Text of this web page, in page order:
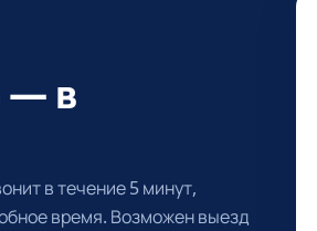
— в
в течение 5 минут,
время. Возможен выезд